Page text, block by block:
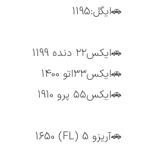
🚗ایگل:1195
🚗ایکس۲۲ دنده 1199
🚗ایکس۳۳اتو 1400
🚗ایکس۵۵ پرو 1910
🚗آریزو 5 (FL) 1650